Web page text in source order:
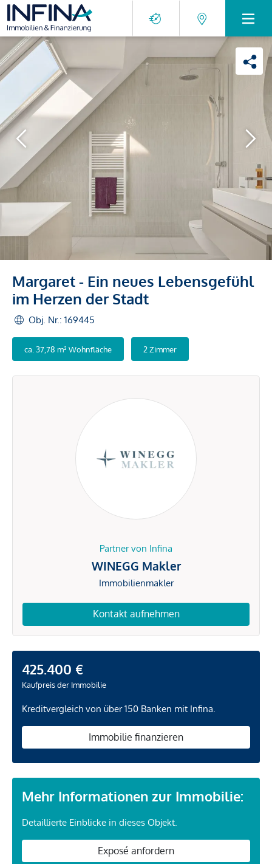
Margaret - Ein neues Lebensgefühl
im Herzen der Stadt
Obj. Nr.: 169445
ca. 37,78 m² Wohnfläche 2 Zimmer
Partner von Infina
WINEGG Makler
Immobilienmakler
Kontakt aufnehmen
425.400 €
Kaufpreis der Immobilie
Kreditvergleich von über 150 Banken mit Infina.
Immobilie finanzieren
Mehr Informationen zur Immobilie:
Detaillierte Einblicke in dieses Objekt.
Exposé anfordern